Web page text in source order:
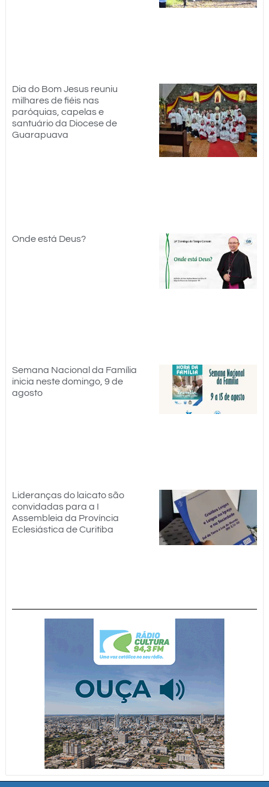
Dia do Bom Jesus reuniu
milhares de fiéis nas
paróquias, capelas e
santuário da Diocese de
Guarapuava
Onde está Deus?
Semana Nacional da Família
inicia neste domingo, 9 de
agosto
Lideranças do laicato são
convidadas para a I
Assembleia da Província
Eclesiástica de Curitiba